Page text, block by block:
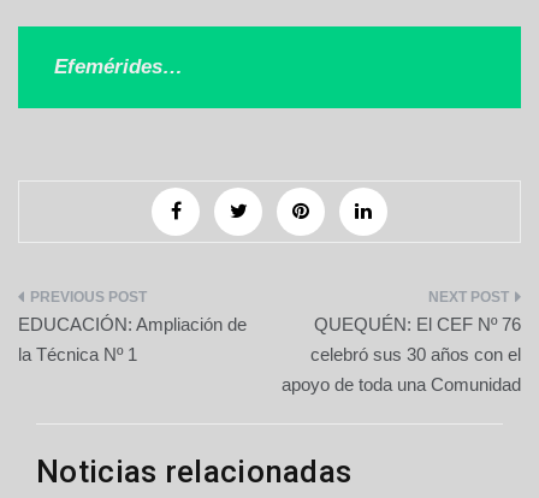
Efemérides…
Navegación
de
EDUCACIÓN: Ampliación de
la Técnica Nº 1
QUEQUÉN: El CEF Nº 76
celebró sus 30 años con el
apoyo de toda una Comunidad
Noticias relacionadas